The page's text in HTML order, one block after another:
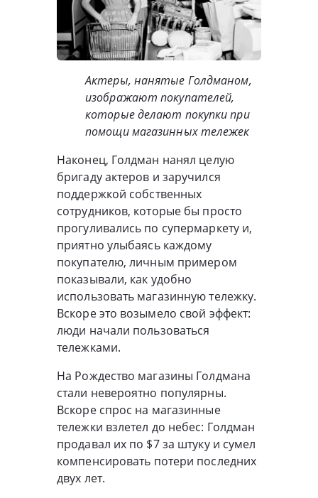
Актеры, нанятые Голдманом,
изображают покупателей,
которые делают покупки при
помощи магазинных тележек
Наконец, Голдман нанял целую
бригаду актеров и заручился
поддержкой собственных
сотрудников, которые бы просто
прогуливались по супермаркету и,
приятно улыбаясь каждому
покупателю, личным примером
показывали, как удобно
использовать магазинную тележку.
Вскоре это возымело свой эффект:
люди начали пользоваться
тележками.
На Рождество магазины Голдмана
стали невероятно популярны.
Вскоре спрос на магазинные
тележки взлетел до небес: Голдман
продавал их по $7 за штуку и сумел
компенсировать потери последних
двух лет.